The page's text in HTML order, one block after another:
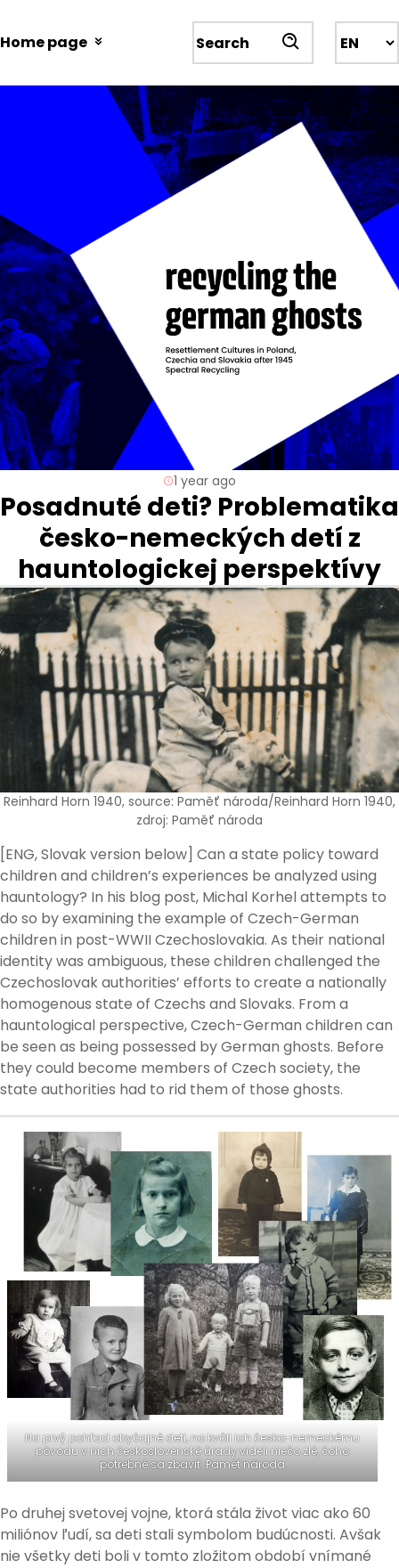
treści
Home page Wyszukiwarka
1 year ago
Posadnuté deti? Problematika
česko-nemeckých detí z
hauntologickej perspektívy
Reinhard Horn 1940, source: Paměť národa/Reinhard Horn 1940,
zdroj: Paměť národa
[ENG, Slovak version below] Can a state policy toward
children and children’s experiences be analyzed using
hauntology? In his blog post, Michal Korhel attempts to
do so by examining the example of Czech-German
children in post-WWII Czechoslovakia. As their national
identity was ambiguous, these children challenged the
Czechoslovak authorities’ efforts to create a nationally
homogenous state of Czechs and Slovaks. From a
hauntological perspective, Czech-German children can
be seen as being possessed by German ghosts. Before
they could become members of Czech society, the
state authorities had to rid them of those ghosts.
Na prvý pohľad obyčajné deti, no kvôli ich česko-nemeckému
pôvodu v nich československé úrady videli niečo zlé, čoho
potrebné sa zbaviť. Paměť národa
Po druhej svetovej vojne, ktorá stála život viac ako 60
miliónov ľudí, sa deti stali symbolom budúcnosti. Avšak
nie všetky deti boli v tomto zložitom období vnímané